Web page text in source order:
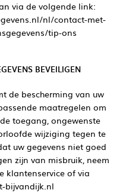
via de volgende link:
nl/contact-met-
tip-ons
BEVEILIGEN
de bescherming van uw
maatregelen om
toegang, ongewenste
wijziging tegen te
uw gegevens niet goed
zijn van misbruik, neem
klantenservice of via
bijvandijk.nl